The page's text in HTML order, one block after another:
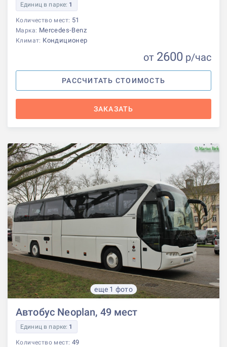
Единиц в парке: 1
Количество мест: 51
Марка: Mercedes-Benz
Климат: Кондиционер
от 2600 р/час
РАССЧИТАТЬ СТОИМОСТЬ
ЗАКАЗАТЬ
еще 1 фото
Автобус Neoplan, 49 мест
Единиц в парке: 1
Количество мест: 49